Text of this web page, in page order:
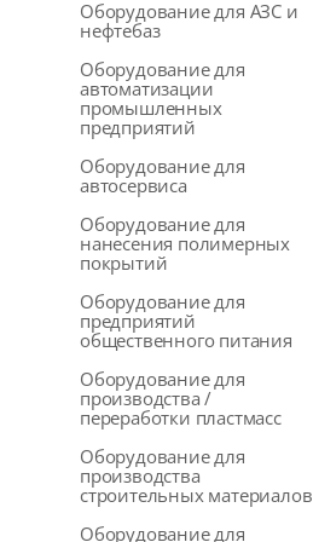
Оборудование для АЗС и
нефтебаз
Оборудование для
автоматизации
промышленных
предприятий
Оборудование для
автосервиса
Оборудование для
нанесения полимерных
покрытий
Оборудование для
предприятий
общественного питания
Оборудование для
производства /
переработки пластмасс
Оборудование для
производства
строительных материалов
Оборудование для